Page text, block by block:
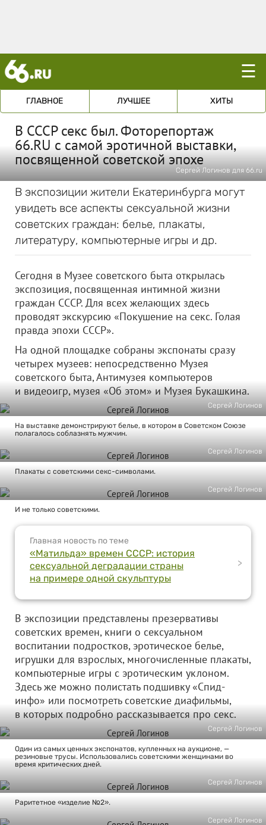
☰
ГЛАВНОЕ ЛУЧШЕЕ ХИТЫ
В СССР секс был. Фоторепортаж
66.RU с самой эротичной выставки,
посвященной советской эпохе
Сергей Логинов для 66.ru
В экспозиции жители Екатеринбурга могут
увидеть все аспекты сексуальной жизни
советских граждан: белье, плакаты,
литературу, компьютерные игры и др.
Сегодня в Музее советского быта открылась
экспозиция, посвященная интимной жизни
граждан СССР. Для всех желающих здесь
проводят экскурсию «Покушение на секс. Голая
правда эпохи СССР».
На одной площадке собраны экспонаты сразу
четырех музеев: непосредственно Музея
советского быта, Антимузея компьютеров
и видеоигр, музея «Об этом» и Музея Букашкина.
Сергей Логинов
На выставке демонстрируют белье, в котором в Советском Союзе
полагалось соблазнять мужчин.
Сергей Логинов
Плакаты с советскими секс-символами.
Сергей Логинов
И не только советскими.
Главная новость по теме
«Матильда» времен СССР: история
сексуальной деградации страны
на примере одной скульптуры
>
В экспозиции представлены презервативы
советских времен, книги о сексуальном
воспитании подростков, эротическое белье,
игрушки для взрослых, многочисленные плакаты,
компьютерные игры с эротическим уклоном.
Здесь же можно полистать подшивку «Спид-
инфо» или посмотреть советские диафильмы,
в которых подробно рассказывается про секс.
Сергей Логинов
Один из самых ценных экспонатов, купленных на аукционе, —
резиновые трусы. Использовались советскими женщинами во
время критических дней.
Сергей Логинов
Раритетное «изделие №2».
Сергей Логинов